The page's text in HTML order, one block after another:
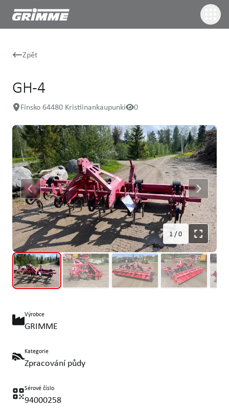
Zpět
GH-4
Finsko 64480 Kristiinankaupunki 0
1/0
Výrobce
GRIMME
Kategorie
Zpracování půdy
Sérové číslo
94000258